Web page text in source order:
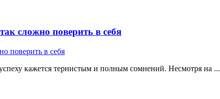
сложно поверить в себя
кажется тернистым и полным сомнений. Несмотря на ...